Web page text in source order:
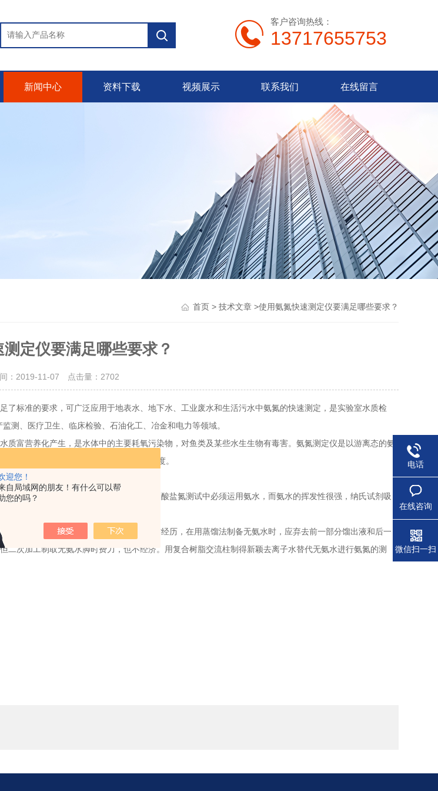
迎您！
自局域网的朋友！有什么可以帮
您的吗？
客户咨询热线：
13717655753
新闻中心 资料下载 视频展示 联系我们 在线留言
首页> 技术文章>使用氨氮快速测定仪要满足哪些要求？
定仪要满足哪些要求？
：2019-11-07 点击量： 2702
了标准的要求，可广泛应用于地表水、地下水、工业废水和生活污水中氨氮的快速测定，是实验室水质检
测、医疗卫生、临床检验、石油化工、冶金和电力等领域。
营养化产生，是水体中的主要耗氧污染物，对鱼类及某些水生生物有毒害。氨氮测定仪是以游离态的氨
氮含量成正比，于波长420nm处测量吸光度。
硝酸盐氮等剖析项目同时进行，由于硝酸盐氮测试中必须运用氨水，而氨水的挥发性很强，纳氏试剂吸
要独自寄存，避免穿插污染，影响空缺值。
行二次加工得到无氨水。依据实际工作经历，在用蒸馏法制备无氨水时，应弃去前一部分馏出液和后一
次加工制取无氨水脚时费力，也不经济。用复合树脂交流柱制得新颖去离子水替代无氨水进行氨氮的测
电话
在线咨询
微信扫一扫